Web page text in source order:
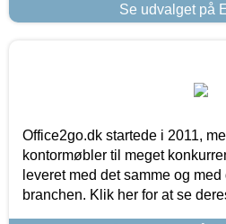
Se udvalget på
Office2go.dk startede i 2011,
kontormøbler til meget
leveret med det samme og
branchen. Klik her for at se